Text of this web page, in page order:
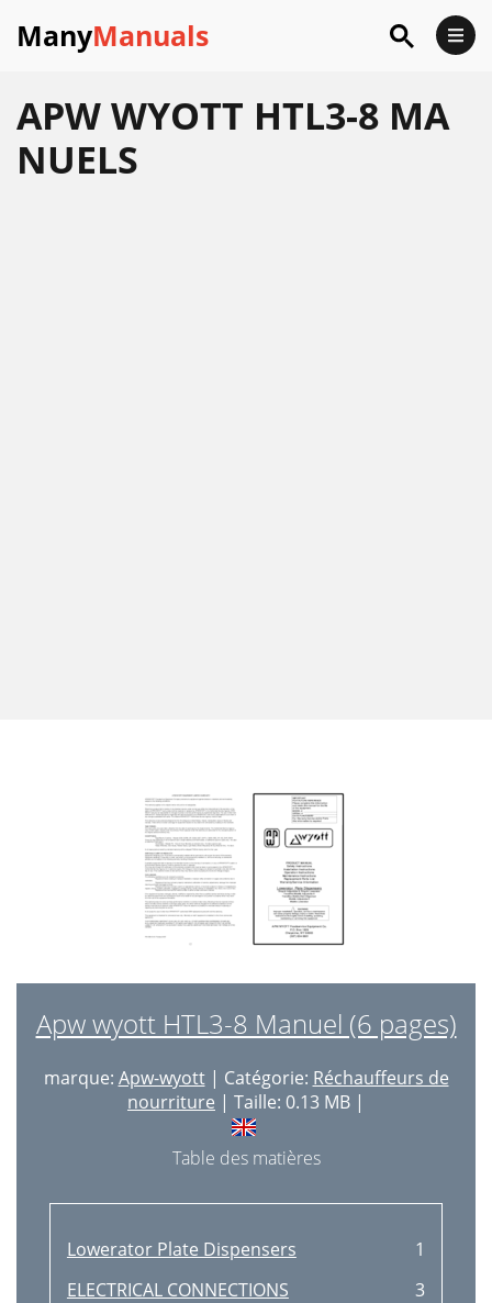
ManyManuals
APW WYOTT HTL3-8 MA
NUELS
Apw wyott HTL3-8 Manuel (6 pages)
marque: Apw-wyott| Catégorie: Réchauffeurs de
nourriture | Taille: 0.13 MB |
Table des matières
Lowerator Plate Dispensers
1
ELECTRICAL CONNECTIONS
3